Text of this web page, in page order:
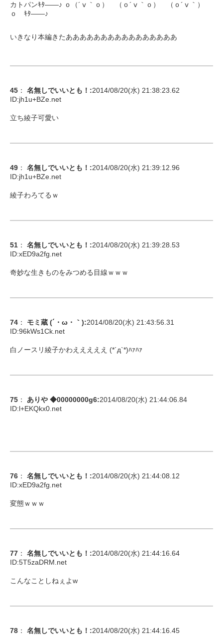
カトパンｷﾀ――♪ ｏ（´ⅴ｀ｏ） （ｏ´ⅴ｀ｏ） （ｏ´ⅴ｀）
ｏ ｷﾀ――♪
いきなり本編きたああああああああああああああああ
45 ： 名無しでいいとも！ :2014/08/20(水) 21:38:23.62
ID:jh1u+BZe.net
立ち綾子可愛い
49 ： 名無しでいいとも！ :2014/08/20(水) 21:39:12.96
ID:jh1u+BZe.net
綾子わろてるｗ
51 ： 名無しでいいとも！ :2014/08/20(水) 21:39:28.53
ID:xED9a2fg.net
奇妙な生きものをみつめる目線ｗｗｗ
74 ： モミ蔵 (´・ω・｀):2014/08/20(水) 21:43:56.31
ID:96kWs1Ck.net
白ノースリ綾子かわえええええ (*´д`*)ﾊｧﾊｧ
75 ： ありや ◆00000000g6:2014/08/20(水) 21:44:06.84
ID:l+EKQkx0.net
76 ： 名無しでいいとも！ :2014/08/20(水) 21:44:08.12
ID:xED9a2fg.net
変態ｗｗｗ
77 ： 名無しでいいとも！ :2014/08/20(水) 21:44:16.64
ID:5T5zaDRM.net
こんなことしねぇよw
78 ： 名無しでいいとも！ :2014/08/20(水) 21:44:16.45